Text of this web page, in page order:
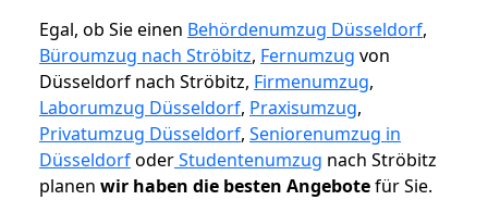
Egal, ob Sie einen Behördenumzug Düsseldorf,
Büroumzug nach Ströbitz, Fernumzug von
Düsseldorf nach Ströbitz, Firmenumzug,
Laborumzug Düsseldorf, Praxisumzug,
Privatumzug Düsseldorf, Seniorenumzug in
DüsseldorfoderStudentenumzug nach Ströbitz
planen wir haben die besten Angebotefür Sie.